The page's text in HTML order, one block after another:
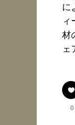
に
ィ
材
ェ
0